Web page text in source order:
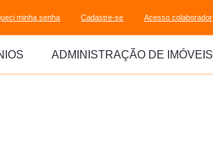
minha senha Cadastre-se Acesso colaborador
ADMINISTRAÇÃO DE IMÓVEIS